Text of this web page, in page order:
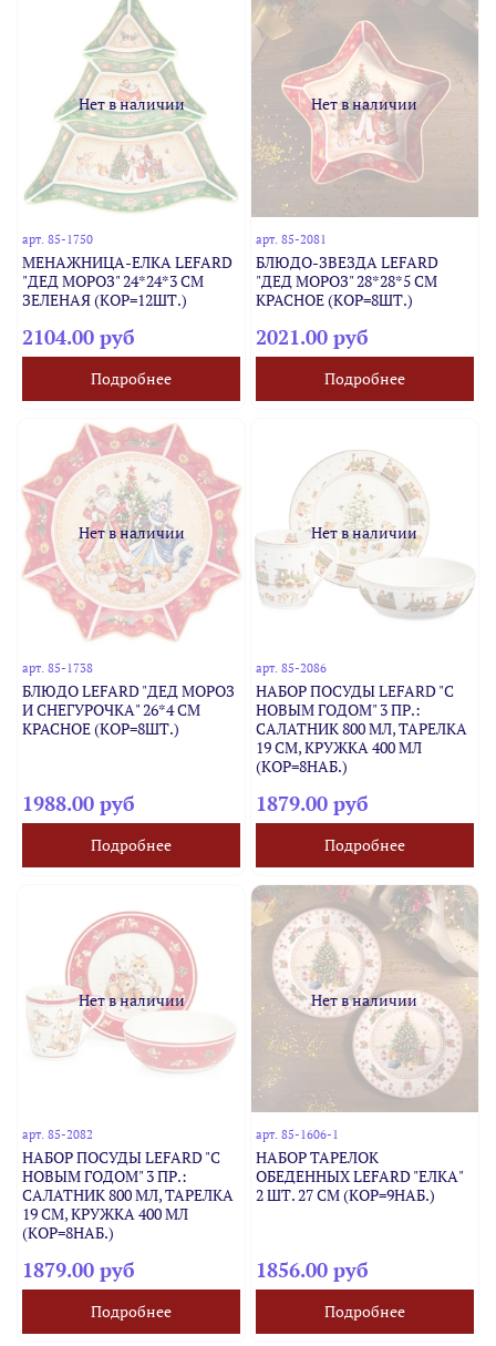
Нет в наличии
арт.85-1750
МЕНАЖНИЦА-ЕЛКА LEFARD
"ДЕД МОРОЗ" 24*24*3 СМ
ЗЕЛЕНАЯ (КОР=12ШТ.)
2104.00 руб
Подробнее
Нет в наличии
арт. 85-2081
БЛЮДО-ЗВЕЗДА LEFARD
"ДЕД МОРОЗ" 28*28*5 СМ
КРАСНОЕ (КОР=8ШТ.)
2021.00 руб
Подробнее
Нет в наличии
арт.85-1738
БЛЮДО LEFARD "ДЕД МОРОЗ
И СНЕГУРОЧКА" 26*4 СМ
КРАСНОЕ (КОР=8ШТ.)
1988.00 руб
Подробнее
Нет в наличии
арт. 85-2086
НАБОР ПОСУДЫ LEFARD "C
НОВЫМ ГОДОМ" 3 ПР.:
САЛАТНИК 800 МЛ, ТАРЕЛКА
19 СМ, КРУЖКА 400 МЛ
(КОР=8НАБ.)
1879.00 руб
Подробнее
Нет в наличии
арт.85-2082
НАБОР ПОСУДЫ LEFARD "C
НОВЫМ ГОДОМ" 3 ПР.:
САЛАТНИК 800 МЛ, ТАРЕЛКА
19 СМ, КРУЖКА 400 МЛ
(КОР=8НАБ.)
1879.00 руб
Подробнее
Нет в наличии
арт. 85-1606-1
НАБОР ТАРЕЛОК
ОБЕДЕННЫХ LEFARD "ЕЛКА"
2 ШТ. 27 СМ (КОР=9НАБ.)
1856.00 руб
Подробнее